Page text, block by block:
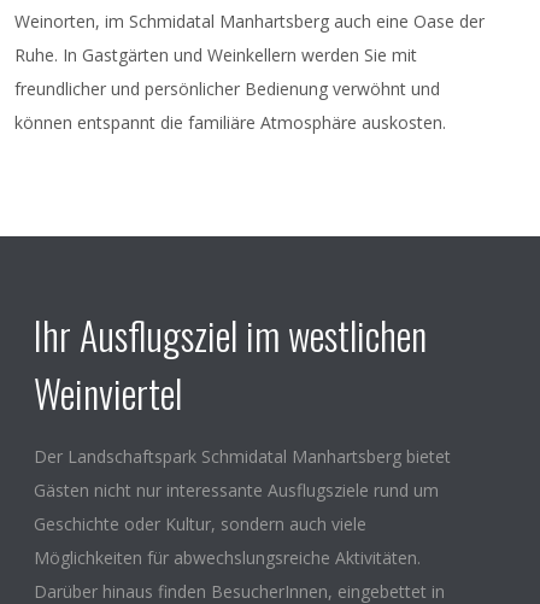
Weinorten, im Schmidatal Manhartsberg auch eine Oase der
Ruhe. In Gastgärten und Weinkellern werden Sie mit
freundlicher und persönlicher Bedienung verwöhnt und
können entspannt die familiäre Atmosphäre auskosten.
Ihr Ausflugsziel im westlichen
Weinviertel
Der Landschaftspark Schmidatal Manhartsberg bietet
Gästen nicht nur interessante Ausflugsziele rund um
Geschichte oder Kultur, sondern auch viele
Möglichkeiten für abwechslungsreiche Aktivitäten.
Darüber hinaus finden BesucherInnen, eingebettet in